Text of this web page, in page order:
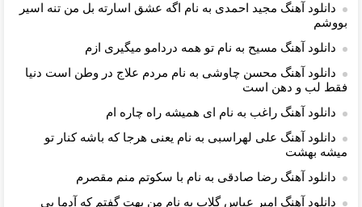
دانلود آهنگ مجید احمدی به نام اگه عشق اسارته بل من تنه اسیر
بووشم
دانلود آهنگ مسیح به نام تو همه دردامو میگیری ازم
دانلود آهنگ محسن چاوشی به نام مردم علاج در وطن است دنیا
فقط لب و دهن است
دانلود آهنگ راغب به نام ای همیشه راه چاره ام
دانلود آهنگ علی لهراسبی به نام یعنی هرجا که باشه کنار تو
میشه بهشت
دانلود آهنگ رضا صادقی به نام ﺑﺎ ﺳﻜﻮﺗﻢ ﻣﻨﻢ ﻣﻘﺼﺮم
دانلود آهنگ امیر عباس گلاب به نام من بهت گفتم که آدما بی